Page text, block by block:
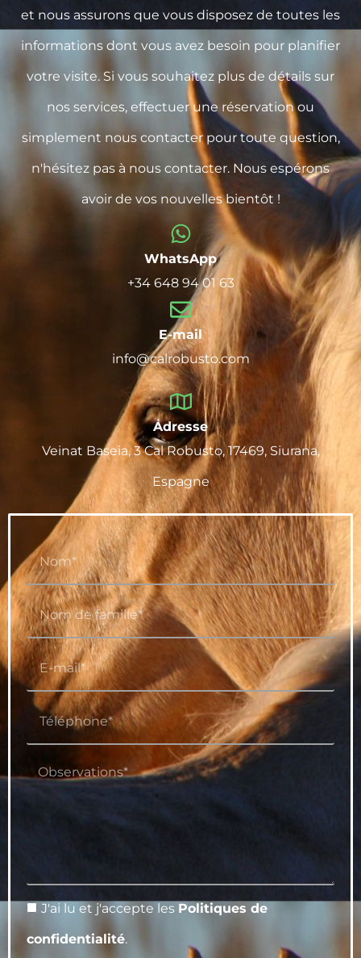
et nous assurons que vous disposez de toutes les
informations dont vous avez besoin pour planifier
votre visite. Si vous souhaitez plus de détails sur
nos services, effectuer une réservation ou
simplement nous contacter pour toute question,
n'hésitez pas à nous contacter. Nous espérons
avoir de vos nouvelles bientôt !
WhatsApp
+34 648 94 01 63
E-mail
info@calrobusto.com
Adresse
Veinat Baseia, 3 Cal Robusto, 17469, Siurana,
Espagne
J'ai lu et j'accepte les Politiques de
confidentialité.